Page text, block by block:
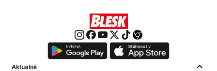
Aktuálně